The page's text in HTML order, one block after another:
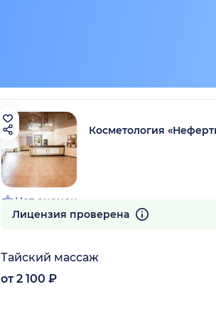
Нет оценок
Косметология
Лицензия проверена
Тайский массаж
от 2 100 ₽